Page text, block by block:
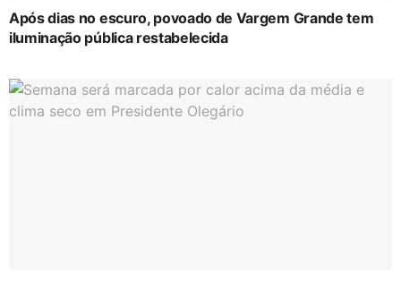
Após dias no escuro, povoado de Vargem Grande tem
iluminação pública restabelecida